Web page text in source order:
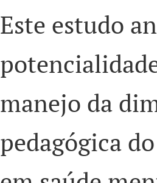
Este estudo
manejo da
pedagógica